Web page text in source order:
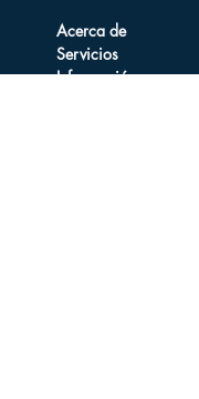
Acerca de
Servicios
Información